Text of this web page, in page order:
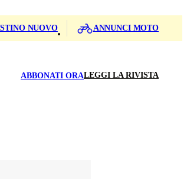
NUOVO ANNUNCI MOTO
ABBONATI ORALEGGI LA RIVISTA